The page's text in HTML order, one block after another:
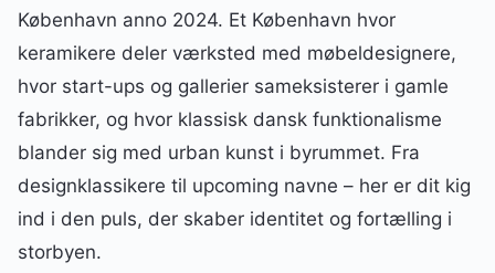
København anno 2024. Et København hvor
keramikere deler værksted med møbeldesignere,
hvor start-ups og gallerier sameksisterer i gamle
fabrikker, og hvor klassisk dansk funktionalisme
blander sig med urban kunst i byrummet. Fra
designklassikere til upcoming navne – her er dit kig
ind i den puls, der skaber identitet og fortælling i
storbyen.